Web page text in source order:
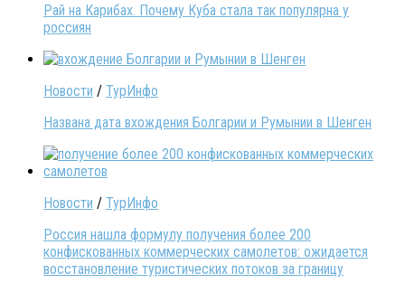
Рай на Карибах. Почему Куба стала так популярна у
россиян
Новости / ТурИнфо
Названа дата вхождения Болгарии и Румынии в Шенген
Новости / ТурИнфо
Россия нашла формулу получения более 200
конфискованных коммерческих самолетов: ожидается
восстановление туристических потоков за границу